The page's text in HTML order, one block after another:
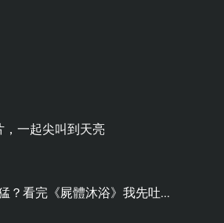
一起尖叫到天亮
？看完《屍體沐浴》我先吐...